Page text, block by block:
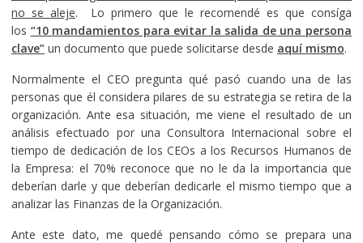
no se aleje. Lo primero que le recomendé es que consíga
los “10 mandamientos para evitar la salida de una persona
clave”un documento que puede solicitarse desde aquí mismo.
Normalmente el CEO pregunta qué pasó cuando una de las
personas que él considera pilares de su estrategia se retira de la
organización. Ante esa situación, me viene el resultado de un
análisis efectuado por una Consultora Internacional sobre el
tiempo de dedicación de los CEOs a los Recursos Humanos de
la Empresa: el 70% reconoce que no le da la importancia que
deberían darle y que deberían dedicarle el mismo tiempo que a
analizar las Finanzas de la Organización.
Ante este dato, me quedé pensando cómo se prepara una